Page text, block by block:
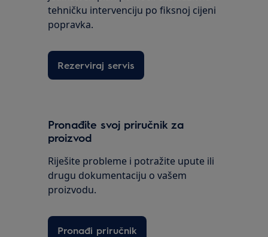
tehničku intervenciju po fiksnoj cijeni
popravka.
Rezerviraj servis
Pronađite svoj priručnik za
proizvod
Riješite probleme i potražite upute ili
drugu dokumentaciju o vašem
proizvodu.
Pronađi priručnik